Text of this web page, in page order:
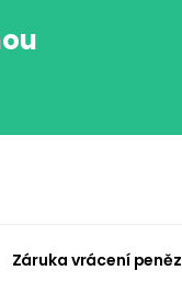
Záruka vrácení peněz